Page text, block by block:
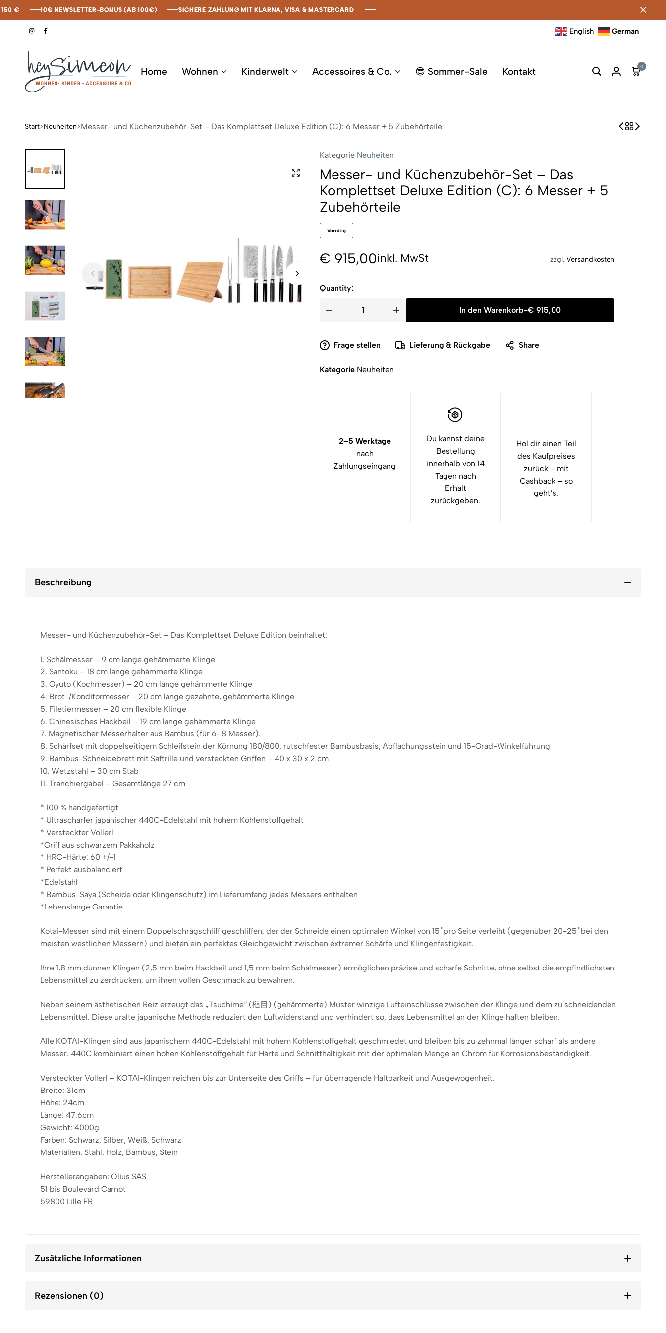
10€ NEWSLETTER-BONUS (AB 100€) SICHERE ZAHLUNG MIT KLARNA, VISA & MASTERCARD
10€ NEWSLETTER-BONUS (AB 100€) SICHERE ZAHLUNG MIT KLARNA, VISA & MASTERCARD
10€ NEWSLETTER-BONUS (AB 100€) SICHERE ZAHLUNG MIT KLARNA, VISA & MASTERCARD
10€ NEWSLETTER-BONUS (AB 100€) SICHERE ZAHLUNG MIT KLARNA, VISA & MASTERCARD
English German
Home Wohnen Kinderwelt Accessoires & Co. 😎 Sommer-Sale Kontakt 0
Start Neuheiten Messer- und Küchenzubehör-Set – Das Komplettset Deluxe Edition (C): 6 Messer + 5 Zubehörteile
Kategorie Neuheiten
Messer- und Küchenzubehör-Set – Das
Komplettset Deluxe Edition (C): 6 Messer + 5
Zubehörteile
Vorrätig
€ 915,00inkl. MwSt zzgl. Versandkosten
Quantity:
In den Warenkorb-€ 915,00
Frage stellen Lieferung & Rückgabe Share
Kategorie Neuheiten
2–5 Werktage
nach
Zahlungseingang
Du kannst deine
Bestellung
innerhalb von 14
Tagen nach
Erhalt
zurückgeben.
Hol dir einen Teil
des Kaufpreises
zurück – mit
Cashback – so
geht’s.
Beschreibung
Messer- und Küchenzubehör-Set – Das Komplettset Deluxe Edition beinhaltet:
1. Schälmesser – 9 cm lange gehämmerte Klinge
2. Santoku – 18 cm lange gehämmerte Klinge
3. Gyuto (Kochmesser) – 20 cm lange gehämmerte Klinge
4. Brot-/Konditormesser – 20 cm lange gezahnte, gehämmerte Klinge
5. Filetiermesser – 20 cm flexible Klinge
6. Chinesisches Hackbeil – 19 cm lange gehämmerte Klinge
7. Magnetischer Messerhalter aus Bambus (für 6–8 Messer).
8. Schärfset mit doppelseitigem Schleifstein der Körnung 180/800, rutschfester Bambusbasis, Abflachungsstein und 15-Grad-Winkelführung
9. Bambus-Schneidebrett mit Saftrille und versteckten Griffen – 40 x 30 x 2 cm
10. Wetzstahl – 30 cm Stab
11. Tranchiergabel – Gesamtlänge 27 cm
* 100 % handgefertigt
* Ultrascharfer japanischer 440C-Edelstahl mit hohem Kohlenstoffgehalt
* Versteckter Vollerl
*Griff aus schwarzem Pakkaholz
* HRC-Härte: 60 +/-1
* Perfekt ausbalanciert
*Edelstahl
* Bambus-Saya (Scheide oder Klingenschutz) im Lieferumfang jedes Messers enthalten
*Lebenslange Garantie
Kotai-Messer sind mit einem Doppelschrägschliff geschliffen, der der Schneide einen optimalen Winkel von 15 ̊ pro Seite verleiht (gegenüber 20-25 ̊ bei den
meisten westlichen Messern) und bieten ein perfektes Gleichgewicht zwischen extremer Schärfe und Klingenfestigkeit.
Ihre 1,8 mm dünnen Klingen (2,5 mm beim Hackbeil und 1,5 mm beim Schälmesser) ermöglichen präzise und scharfe Schnitte, ohne selbst die empfindlichsten
Lebensmittel zu zerdrücken, um ihren vollen Geschmack zu bewahren.
Neben seinem ästhetischen Reiz erzeugt das „Tsuchime“ (槌目) (gehämmerte) Muster winzige Lufteinschlüsse zwischen der Klinge und dem zu schneidenden
Lebensmittel. Diese uralte japanische Methode reduziert den Luftwiderstand und verhindert so, dass Lebensmittel an der Klinge haften bleiben.
Alle KOTAI-Klingen sind aus japanischem 440C-Edelstahl mit hohem Kohlenstoffgehalt geschmiedet und bleiben bis zu zehnmal länger scharf als andere
Messer. 440C kombiniert einen hohen Kohlenstoffgehalt für Härte und Schnitthaltigkeit mit der optimalen Menge an Chrom für Korrosionsbeständigkeit.
Versteckter Vollerl – KOTAI-Klingen reichen bis zur Unterseite des Griffs – für überragende Haltbarkeit und Ausgewogenheit.
Breite: 31cm
Höhe: 24cm
Länge: 47.6cm
Gewicht: 4000g
Farben: Schwarz, Silber, Weiß, Schwarz
Materialien: Stahl, Holz, Bambus, Stein
Herstellerangaben: Olius SAS
51 bis Boulevard Carnot
59800 Lille FR
Zusätzliche Informationen
Rezensionen (0)